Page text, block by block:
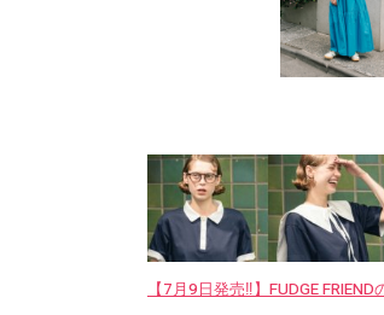
【7月9日発売‼︎】FUDGE